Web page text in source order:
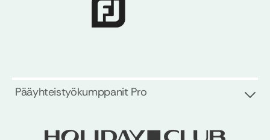
Pääyhteistyökumppanit Pro